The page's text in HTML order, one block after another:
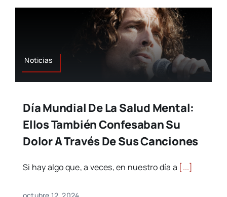
Noticias
Día Mundial De La Salud Mental:
Ellos También Confesaban Su
Dolor A Través De Sus Canciones
Si hay algo que, a veces, en nuestro día a [...]